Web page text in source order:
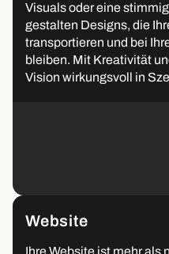
Visuals oder eine
gestalten Designs, die
transportieren und bei
bleiben. Mit Kreativität
Vision wirkungsvoll in
Website
Ihre Website ist mehr als